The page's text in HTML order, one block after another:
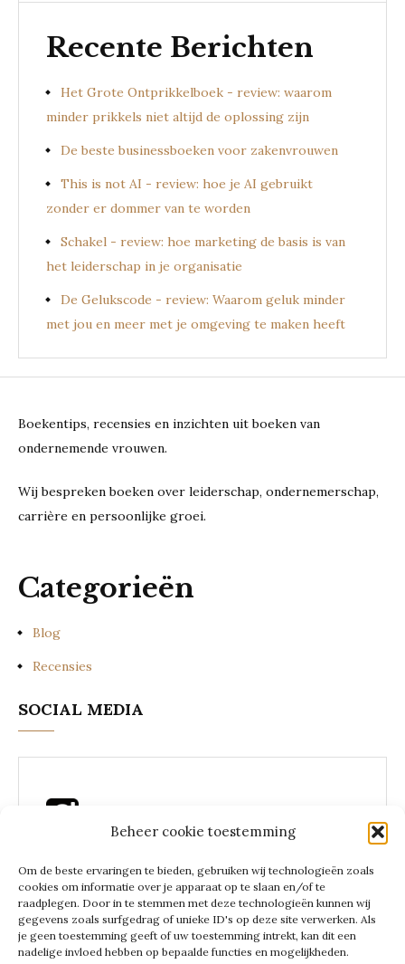
Beheer cookie toestemming
Om de beste ervaringen te bieden, gebruiken wij technologieën zoals
cookies om informatie over je apparaat op te slaan en/of te
raadplegen. Door in te stemmen met deze technologieën kunnen wij
gegevens zoals surfgedrag of unieke ID's op deze site verwerken. Als
je geen toestemming geeft of uw toestemming intrekt, kan dit een
nadelige invloed hebben op bepaalde functies en mogelijkheden.
Recente Berichten
Het Grote Ontprikkelboek - review: waarom
minder prikkels niet altijd de oplossing zijn
De beste businessboeken voor zakenvrouwen
This is not AI - review: hoe je AI gebruikt
zonder er dommer van te worden
Schakel - review: hoe marketing de basis is van
het leiderschap in je organisatie
De Gelukscode - review: Waarom geluk minder
met jou en meer met je omgeving te maken heeft
Boekentips, recensies en inzichten uit boeken van
ondernemende vrouwen.
Wij bespreken boeken over leiderschap, ondernemerschap,
carrière en persoonlijke groei.
Categorieën
Blog
Recensies
SOCIAL MEDIA